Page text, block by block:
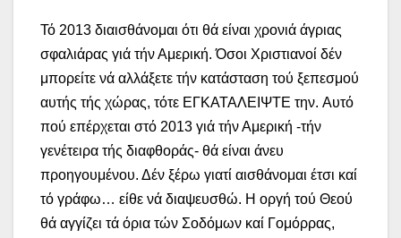
Τό 2013 διαισθάνομαι ότι θά είναι χρονιά άγριας
σφαλιάρας γιά τήν Αμερική. Όσοι Χριστιανοί δέν
μπορείτε νά αλλάξετε τήν κατάσταση τού ξεπεσμού
αυτής τής χώρας, τότε ΕΓΚΑΤΑΛΕΙΨΤΕ την. Αυτό
πού επέρχεται στό 2013 γιά τήν Αμερική -τήν
γενέτειρα τής διαφθοράς- θά είναι άνευ
προηγουμένου. Δέν ξέρω γιατί αισθάνομαι έτσι καί
τό γράφω… είθε νά διαψευσθώ. Η οργή τού Θεού
θά αγγίζει τά όρια τών Σοδόμων καί Γομόρρας,